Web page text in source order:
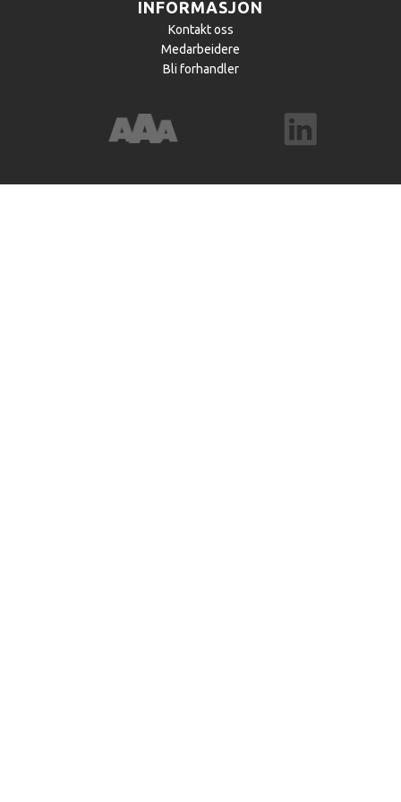
INFORMASJON
Kontakt oss
Medarbeidere
Bli forhandler